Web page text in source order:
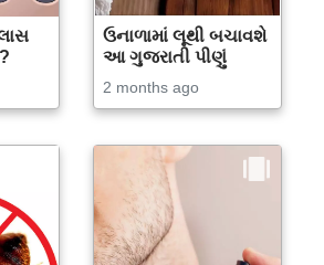
ઉનાળામાં લૂથી બચાવશે
આ ગુજરાતી પીણું
2 months ago